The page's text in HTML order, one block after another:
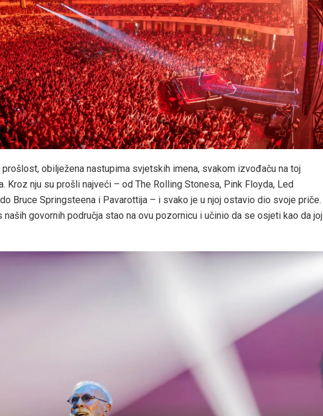
obilježena nastupima svjetskih imena, svakom izvođaču na toj
Kroz nju su prošli najveći – od The Rolling Stonesa, Pink Floyda, Led
Bruce Springsteena i Pavarottija – i svako je u njoj ostavio dio svoje priče.
naših govornih područja stao na ovu pozornicu i učinio da se osjeti kao da joj